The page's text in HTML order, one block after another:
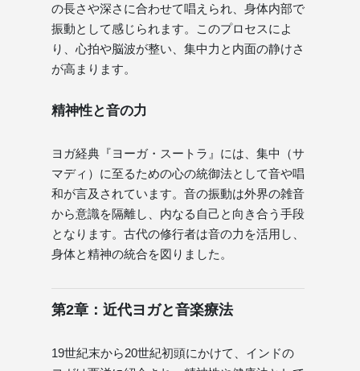
の長さや深さに合わせて唱えられ、身体内部で
振動として感じられます。このプロセスによ
り、心拍や脳波が整い、集中力と内面の静けさ
が高まります。
精神性と音の力
ヨガ経典『ヨーガ・スートラ』には、集中（サ
マディ）に至るための心の統御法として音や唱
和が言及されています。音の振動は外界の雑音
から意識を隔離し、内なる自己と向き合う手段
となります。古代の修行者は音の力を活用し、
身体と精神の統合を図りました。
第2章：近代ヨガと音楽療法
19世紀末から20世紀初頭にかけて、インドの